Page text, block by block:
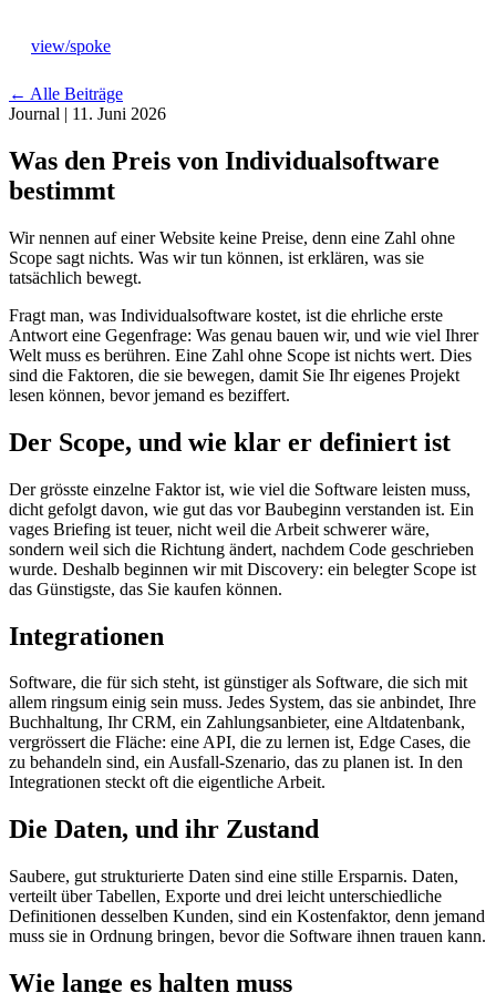
view/spoke
→ Ansatz
→ Branchen
Studio
→ Journal
→ Kontakt
← Alle Beiträge
Journal | 11. Juni 2026
Was den Preis von Individualsoftware
bestimmt
Wir nennen auf einer Website keine Preise, denn eine Zahl ohne
Scope sagt nichts. Was wir tun können, ist erklären, was sie
tatsächlich bewegt.
Fragt man, was Individualsoftware kostet, ist die ehrliche erste
Antwort eine Gegenfrage: Was genau bauen wir, und wie viel Ihrer
Welt muss es berühren. Eine Zahl ohne Scope ist nichts wert. Dies
sind die Faktoren, die sie bewegen, damit Sie Ihr eigenes Projekt
lesen können, bevor jemand es beziffert.
Der Scope, und wie klar er definiert ist
Der grösste einzelne Faktor ist, wie viel die Software leisten muss,
dicht gefolgt davon, wie gut das vor Baubeginn verstanden ist. Ein
vages Briefing ist teuer, nicht weil die Arbeit schwerer wäre,
sondern weil sich die Richtung ändert, nachdem Code geschrieben
wurde. Deshalb beginnen wir mit Discovery: ein belegter Scope ist
das Günstigste, das Sie kaufen können.
Integrationen
Software, die für sich steht, ist günstiger als Software, die sich mit
allem ringsum einig sein muss. Jedes System, das sie anbindet, Ihre
Buchhaltung, Ihr CRM, ein Zahlungsanbieter, eine Altdatenbank,
vergrössert die Fläche: eine API, die zu lernen ist, Edge Cases, die
zu behandeln sind, ein Ausfall-Szenario, das zu planen ist. In den
Integrationen steckt oft die eigentliche Arbeit.
Die Daten, und ihr Zustand
Saubere, gut strukturierte Daten sind eine stille Ersparnis. Daten,
verteilt über Tabellen, Exporte und drei leicht unterschiedliche
Definitionen desselben Kunden, sind ein Kostenfaktor, denn jemand
muss sie in Ordnung bringen, bevor die Software ihnen trauen kann.
Wie lange es halten muss